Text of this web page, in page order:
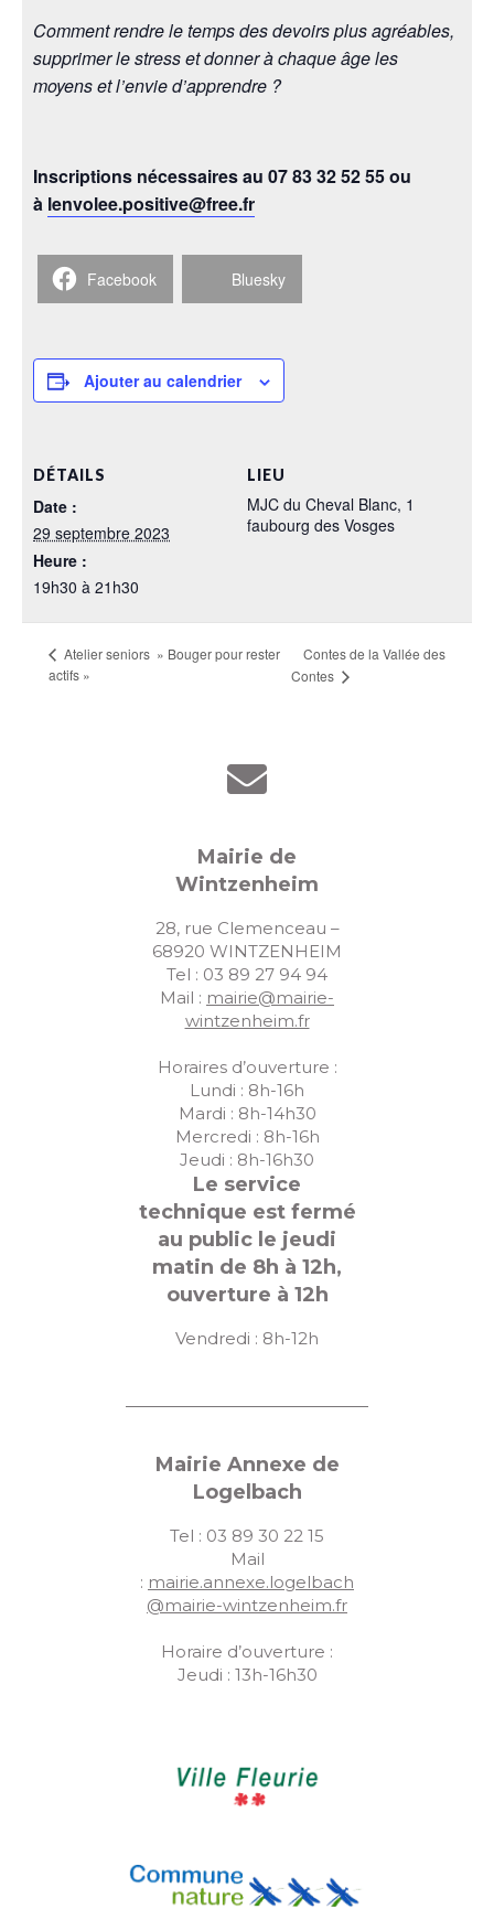
Comment rendre le temps des devoirs plus agréables,
supprimer le stress et donner à chaque âge les
moyens et l’envie d’apprendre ?
Inscriptions nécessaires au 07 83 32 52 55 ou
à lenvolee.positive@free.fr
Facebook Bluesky
Ajouter au calendrier
DÉTAILS
Date :
29 septembre 2023
Heure :
19h30 à 21h30
LIEU
MJC du Cheval Blanc, 1
faubourg des Vosges
Atelier seniors » Bouger pour rester
actifs »
Contes de la Vallée des
Contes
Mairie de
Wintzenheim
28, rue Clemenceau –
68920 WINTZENHEIM
Tel : 03 89 27 94 94
Mail : mairie@mairie-
wintzenheim.fr
Horaires d’ouverture :
Lundi : 8h-16h
Mardi : 8h-14h30
Mercredi : 8h-16h
Jeudi : 8h-16h30
Le service
technique est fermé
au public le jeudi
matin de 8h à 12h,
ouverture à 12h
Vendredi : 8h-12h
Mairie Annexe de
Logelbach
Tel : 03 89 30 22 15
Mail
: mairie.annexe.logelbach
@mairie-wintzenheim.fr
Horaire d’ouverture :
Jeudi : 13h-16h30